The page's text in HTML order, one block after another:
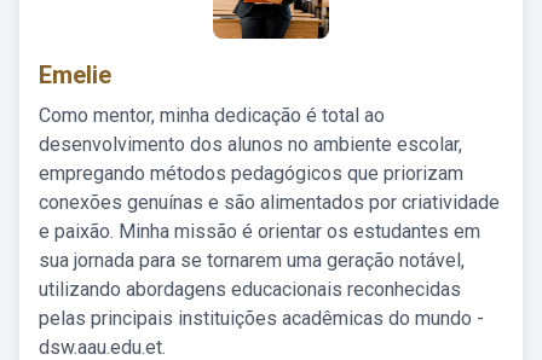
Emelie
Como mentor, minha dedicação é total ao
desenvolvimento dos alunos no ambiente escolar,
empregando métodos pedagógicos que priorizam
conexões genuínas e são alimentados por criatividade
e paixão. Minha missão é orientar os estudantes em
sua jornada para se tornarem uma geração notável,
utilizando abordagens educacionais reconhecidas
pelas principais instituições acadêmicas do mundo -
dsw.aau.edu.et.